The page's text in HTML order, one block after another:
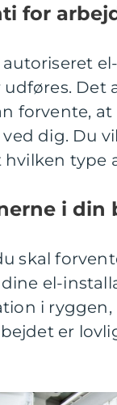
for
udføres.
forvente,
dig. Du
type
i din
skal
el-
i
er